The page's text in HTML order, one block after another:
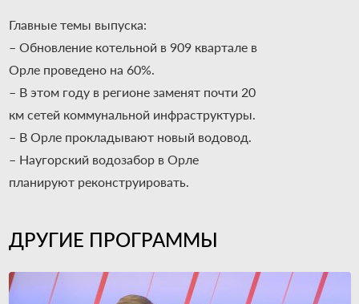
Главные темы выпуска:
– Обновление котельной в 909 квартале в
Орле проведено на 60%.
– В этом году в регионе заменят почти 20
км сетей коммунальной инфраструктуры.
– В Орле прокладывают новый водовод.
– Наугорский водозабор в Орле
планируют реконструировать.
ДРУГИЕ ПРОГРАММЫ